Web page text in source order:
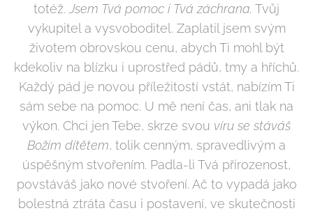
totéž. Jsem Tvá pomoc i Tvá záchrana. Tvůj
vykupitel a vysvoboditel. Zaplatil jsem svým
životem obrovskou cenu, abych Ti mohl být
kdekoliv na blízku i uprostřed pádů, tmy a hříchů.
Každý pád je novou příležitostí vstát, nabízím Ti
sám sebe na pomoc. U mě není čas, ani tlak na
výkon. Chci jen Tebe, skrze svou víru se stáváš
Božím dítětem, tolik cenným, spravedlivým a
úspěšným stvořením. Padla-li Tvá přirozenost,
povstáváš jako nové stvoření. Ač to vypadá jako
bolestná ztráta času i postavení, ve skutečnosti